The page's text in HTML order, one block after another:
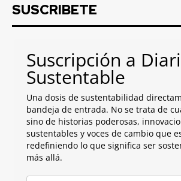
SUSCRIBETE
Suscripción a
Sustentable
Una dosis de sustentabilidad
bandeja de entrada. No se trata de
sino de historias poderosas,
sustentables y voces de cambio que
redefiniendo lo que significa ser
más allá.